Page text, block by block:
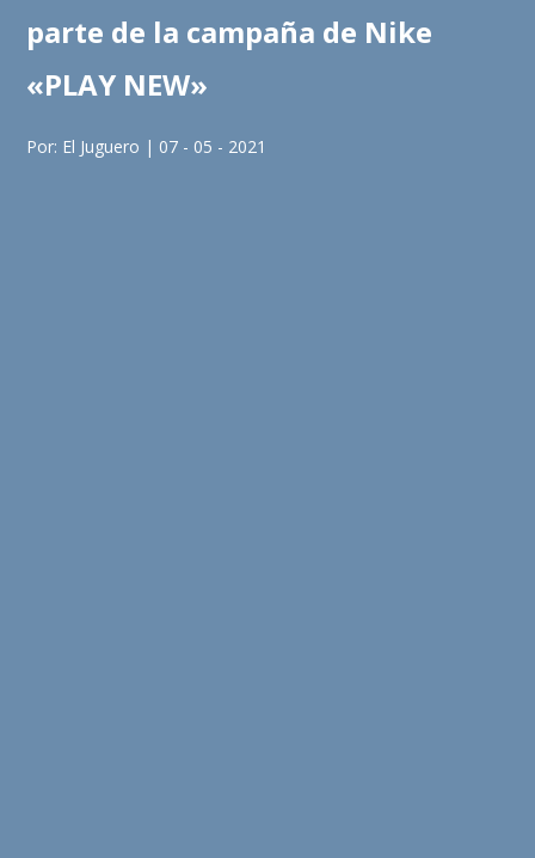
parte de la campaña de Nike
«PLAY NEW»
Por: El Juguero | 07 - 05 - 2021